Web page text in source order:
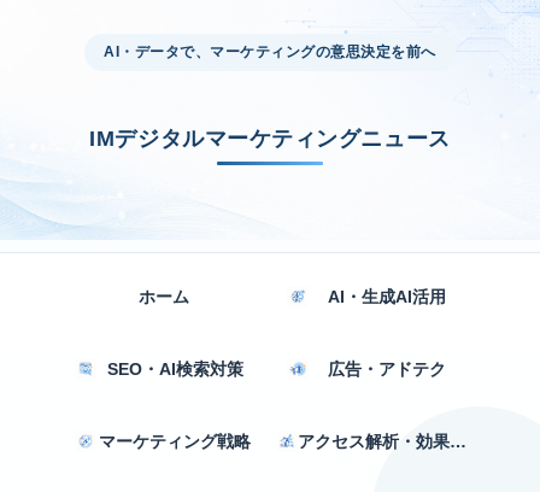
AI・データで、マーケティングの意思決定を前へ
IMデジタルマーケティングニュース
ホーム AI・生成AI活用
SEO・AI検索対策 広告・アドテク
マーケティング戦略 アクセス解析・効果測定